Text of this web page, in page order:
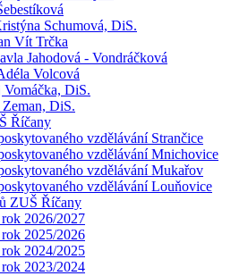
Schumová, DiS.
Vít Trčka
Jahodová - Vondráčková
Volcová
Vomáčka, DiS.
Zeman, DiS.
Říčany
vzdělávání Strančice
vzdělávání Mnichovice
vzdělávání Mukařov
vzdělávání Louňovice
ZUŠ Říčany
2026/2027
2025/2026
2024/2025
2023/2024